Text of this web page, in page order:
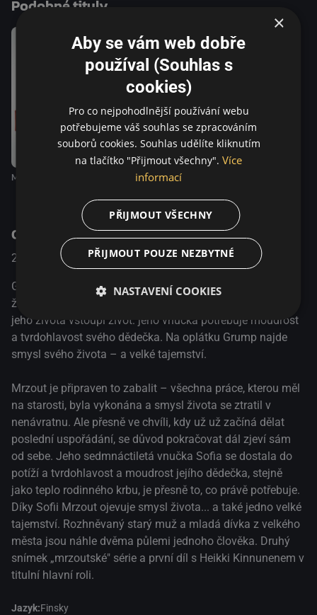
rodinného krbu, je přesně to, co právě potřebuje. Díky Sofii
Mrzout ojevuje smysl života... a také jedno velké tajemství.
Rozhněvaný starý muž a mladá dívka z velkého města
jsou náhle dvěma půlemi jednoho člověka. Druhý snímek
„mrzoutské" série a první díl s Heikki Kinnunenem v titulní
Podobné tituly
Mrzout 3: Hledání EscortuMrzout
O pořadu
2018 Finsko Komedie / Drama
Grump se připravuje na smrt: všechno je hotovo a jeho
žena je mrtvá. Vyrábí si vlastní rakev, když najednou do
jeho života vstoupí život: jeho vnučka potřebuje moudrost
a tvrdohlavost svého dědečka. Na oplátku Grump najde
smysl svého života – a velké tajemství.
Mrzout je připraven to zabalit – všechna práce, kterou měl
na starosti, byla vykonána a smysl života se ztratil v
nenávratnu. Ale přesně ve chvíli, kdy už už začíná dělat
poslední uspořádání, se důvod pokračovat dál zjeví sám
od sebe. Jeho sedmnáctiletá vnučka Sofia se dostala do
potíží a tvrdohlavost a moudrost jejího dědečka, stejně
jako teplo rodinného krbu, je přesně to, co právě potřebuje.
Díky Sofii Mrzout ojevuje smysl života... a také jedno velké
tajemství. Rozhněvaný starý muž a mladá dívka z velkého
města jsou náhle dvěma půlemi jednoho člověka. Druhý
snímek „mrzoutské" série a první díl s Heikki Kinnunenem v
titulní hlavní roli.
Jazyk:Finsky
×
Aby se vám web dobře
používal (Souhlas s
cookies)
Pro co nejpohodlnější používání webu
potřebujeme váš souhlas se zpracováním
souborů cookies. Souhlas udělíte kliknutím
na tlačítko "Přijmout všechny". Více
informací
PŘIJMOUT VŠECHNY
PŘIJMOUT POUZE NEZBYTNÉ
NASTAVENÍ COOKIES